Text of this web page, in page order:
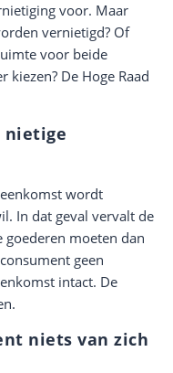
voor. Maar
vernietigd? Of
voor beide
kiezen? De Hoge Raad
nietige
wordt
In dat geval vervalt de
goederen moeten dan
geen
intact. De
niets van zich